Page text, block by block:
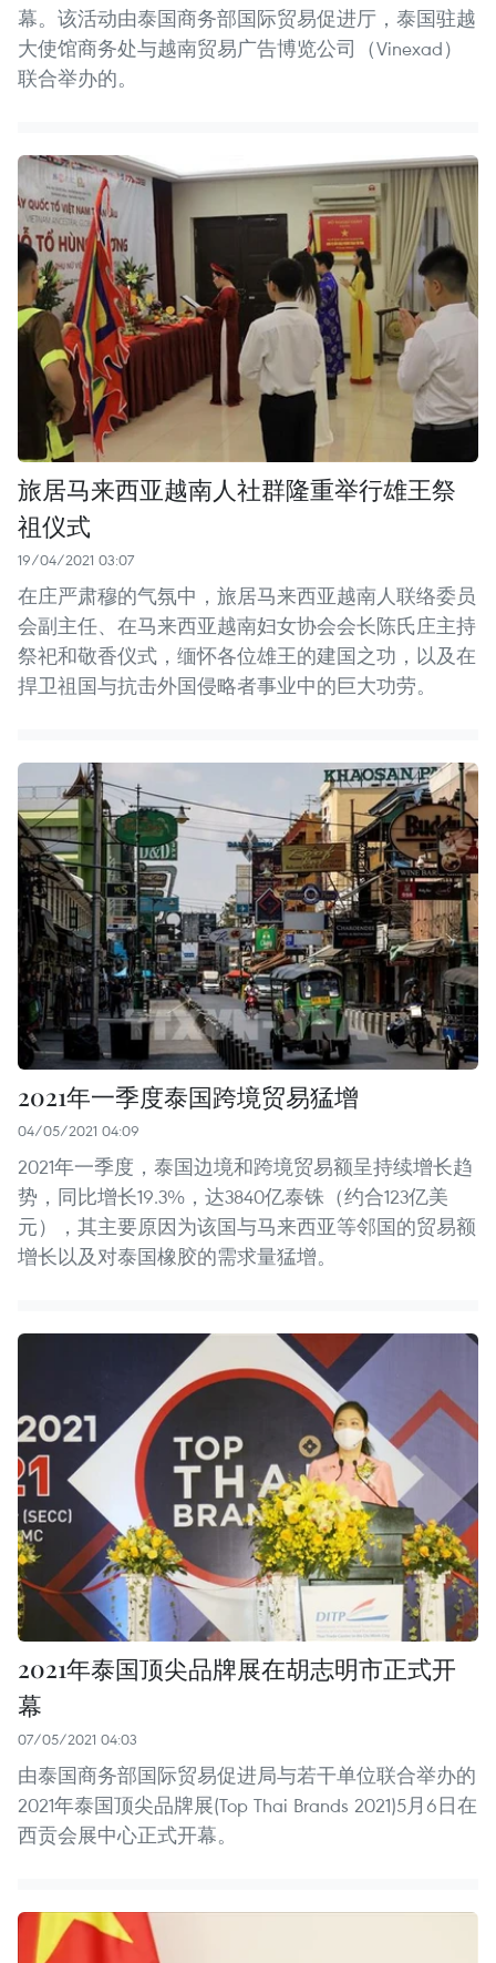
幕。该活动由泰国商务部国际贸易促进厅，泰国驻越
大使馆商务处与越南贸易广告博览公司（Vinexad）
联合举办的。
旅居马来西亚越南人社群隆重举行雄王祭
祖仪式
19/04/2021 03:07
在庄严肃穆的气氛中，旅居马来西亚越南人联络委员
会副主任、在马来西亚越南妇女协会会长陈氏庄主持
祭祀和敬香仪式，缅怀各位雄王的建国之功，以及在
捍卫祖国与抗击外国侵略者事业中的巨大功劳。
2021年一季度泰国跨境贸易猛增
04/05/2021 04:09
2021年一季度，泰国边境和跨境贸易额呈持续增长趋
势，同比增长19.3%，达3840亿泰铢（约合123亿美
元），其主要原因为该国与马来西亚等邻国的贸易额
增长以及对泰国橡胶的需求量猛增。
2021年泰国顶尖品牌展在胡志明市正式开
幕
07/05/2021 04:03
由泰国商务部国际贸易促进局与若干单位联合举办的
2021年泰国顶尖品牌展(Top Thai Brands 2021)5月6日在
西贡会展中心正式开幕。